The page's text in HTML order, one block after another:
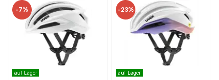
-7%
auf Lager
-23%
auf Lager